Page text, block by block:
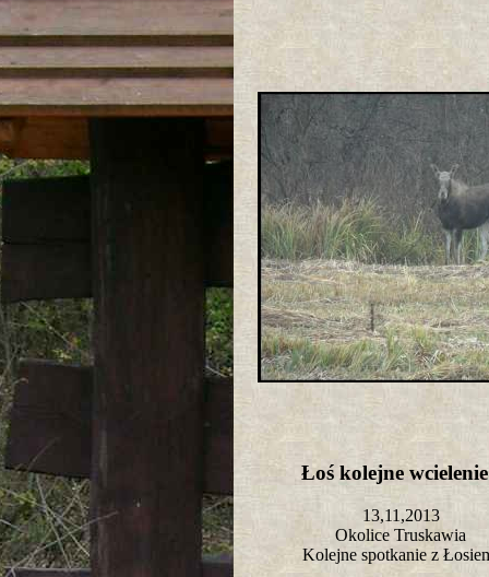
Łoś kolejne
13,11,2013
Okolice Truskawia
Kolejne spotkanie z